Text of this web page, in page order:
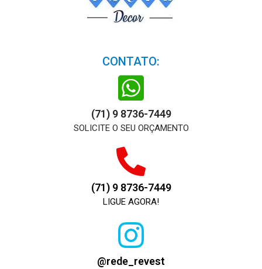
CONTATO:
(71) 9 8736-7449
SOLICITE O SEU ORÇAMENTO
(71) 9 8736-7449
LIGUE AGORA!
@rede_revest